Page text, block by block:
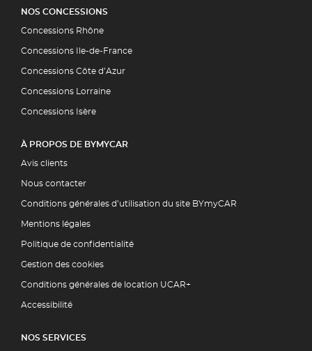
NOS CONCESSIONS
Concessions Rhône
Concessions Ile-de-France
Concessions Côte d’Azur
Concessions Lorraine
Concessions Isère
À PROPOS DE BYMYCAR
Avis clients
Nous contacter
Conditions générales d’utilisation du site BYmyCAR
Mentions légales
Politique de confidentialité
Gestion des cookies
Conditions générales de location UCAR+
Accessibilité
NOS SERVICES